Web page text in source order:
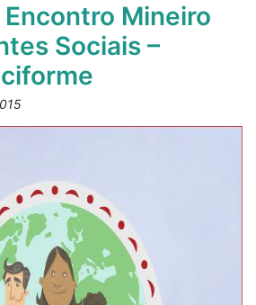
Encontro Mineiro
Sociais –